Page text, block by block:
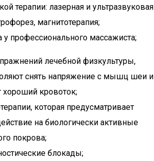
терапии: лазерная и ультразвуковая
магнитотерапия;
у профессионального массажиста;
лечебной физкультуры,
снять напряжение с мышц шеи и
хороший кровоток;
которая предусматривает
на биологически активные
покрова;
блокады;